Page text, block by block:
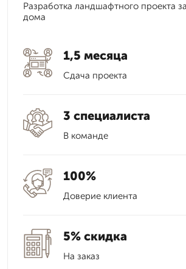
Разработка ландшафтного проекта
дома
1,5 месяца
Сдача проекта
3 специалиста
В команде
100%
Доверие клиента
5% скидка
На заказ